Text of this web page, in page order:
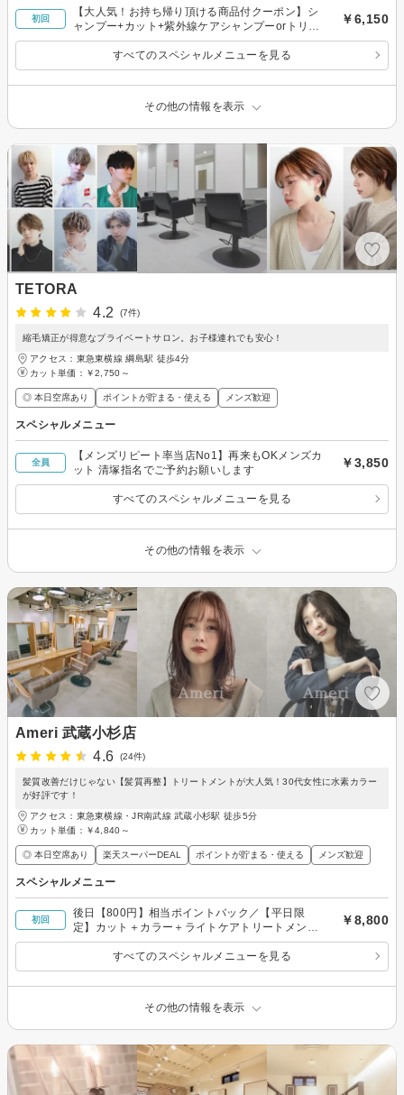
初回
【大人気！お持ち帰り頂ける商品付クーポン】シ
ャンプー+カット+紫外線ケアシャンプーorトリー
トメント
￥6,150
すべてのスペシャルメニューを見る
その他の情報を表示
TETORA
4.2
(7件)
縮毛矯正が得意なプライベートサロン。お子様連れでも安心！
アクセス：東急東横線 綱島駅 徒歩4分
カット単価： ￥2,750～
◎ 本日空席あり ポイントが貯まる・使える メンズ歓迎
スペシャルメニュー
全員
【メンズリピート率当店No1】再来もOKメンズカ
ット 清塚指名でご予約お願いします
￥3,850
すべてのスペシャルメニューを見る
その他の情報を表示
Ameri 武蔵小杉店
4.6
(24件)
髪質改善だけじゃない【髪質再整】トリートメントが大人気！30代女性に水素カラー
が好評です！
アクセス：東急東横線・JR南武線 武蔵小杉駅 徒歩5分
カット単価： ￥4,840～
◎ 本日空席あり 楽天スーパーDEAL ポイントが貯まる・使える メンズ歓迎
スペシャルメニュー
初回
後日【800円】相当ポイントバック／【平日限
定】カット＋カラー＋ライトケアトリートメント
¥11,000⇒
￥8,800
すべてのスペシャルメニューを見る
その他の情報を表示